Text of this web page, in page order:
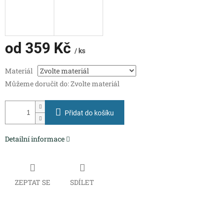
od 359 Kč / ks
cena:
Materiál
Můžeme doručit do:Zvolte materiál
Přidat do košíku
Detailní informace
ZEPTAT SE SDÍLET